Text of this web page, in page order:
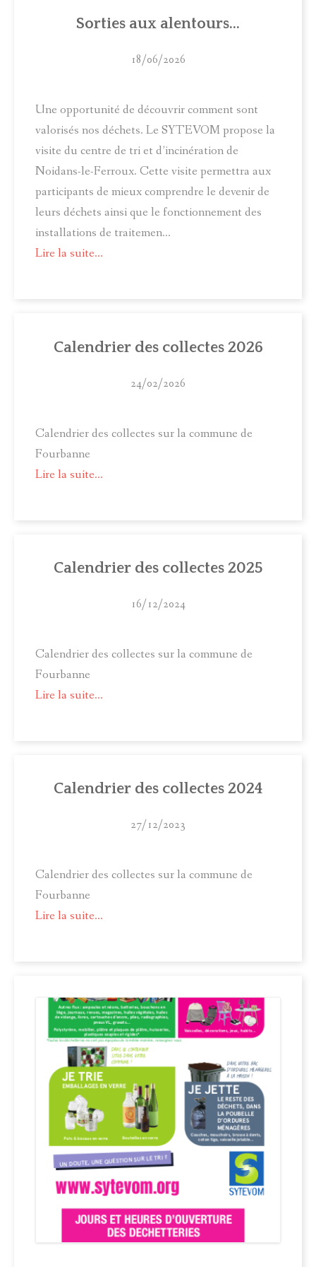
INFOS PRATIQUES
Sorties aux alentours...
18/06/2026
Une opportunité de découvrir comment sont
valorisés nos déchets. Le SYTEVOM propose la
visite du centre de tri et d’incinération de
Noidans-le-Ferroux. Cette visite permettra aux
participants de mieux comprendre le devenir de
leurs déchets ainsi que le fonctionnement des
installations de traitemen...
Lire la suite...
Calendrier des collectes 2026
24/02/2026
Calendrier des collectes sur la commune de
Fourbanne
Lire la suite...
Calendrier des collectes 2025
16/12/2024
Calendrier des collectes sur la commune de
Fourbanne
Lire la suite...
Calendrier des collectes 2024
27/12/2023
Calendrier des collectes sur la commune de
Fourbanne
Lire la suite...